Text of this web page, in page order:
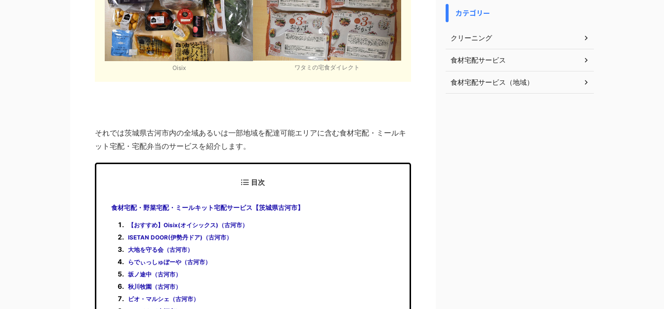
Oisix ワタミの宅食ダイレクト
それでは茨城県古河市内の全域あるいは一部地域を配達可能エリアに含む食材宅配・ミールキ
ット宅配・宅配弁当のサービスを紹介します。
目次
食材宅配・野菜宅配・ミールキット宅配サービス【茨城県古河市】
【おすすめ】Oisix(オイシックス)（古河市）
ISETAN DOOR(伊勢丹ドア)（古河市）
大地を守る会（古河市）
らでぃっしゅぼーや（古河市）
坂ノ途中（古河市）
秋川牧園（古河市）
ビオ・マルシェ（古河市）
カテゴリー
クリーニング
食材宅配サービス
食材宅配サービス（地域）